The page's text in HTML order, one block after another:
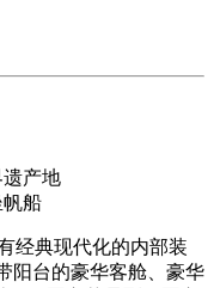
产地
船
经典现代化的内部装
阳台的豪华客舱、豪华